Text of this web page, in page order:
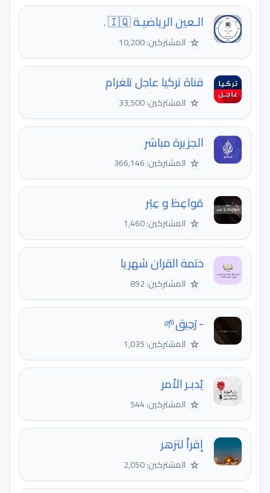
الـعين الرياضيـة 🇮🇶 .
☆ المشتركين: 10,200
قناة تركيا عاجل تلغرام
☆ المشتركين: 33,500
الجزيرة مباشر
☆ المشتركين: 366,146
مَواعِظ و عِبَر
☆ المشتركين: 1,460
ختمة القران شهريا
☆ المشتركين: 892
- رَحِيق🌱
☆ المشتركين: 1,035
يُدبـر الأمر
☆ المشتركين: 544
إقرأ لتزهر
☆ المشتركين: 2,050